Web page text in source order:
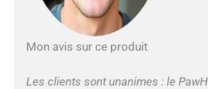
FACILE À
imperméable,
Mon avis sur ce produit
Les clients sont unanimes : le